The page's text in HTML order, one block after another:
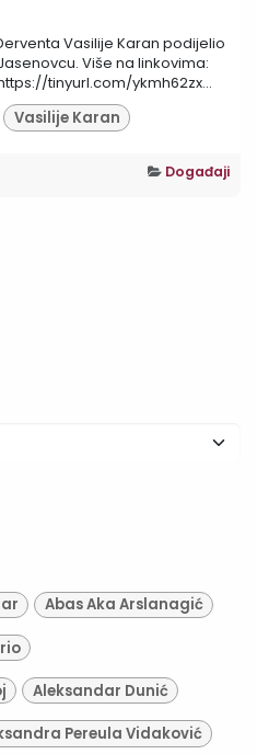
Vasilije Karan podijelio
Više na linkovima:
tinyurl.com/ykmh62zx...
Vasilije Karan
Događaji
Abas Aka Arslanagić
Aleksandar Dunić
Pereula Vidaković